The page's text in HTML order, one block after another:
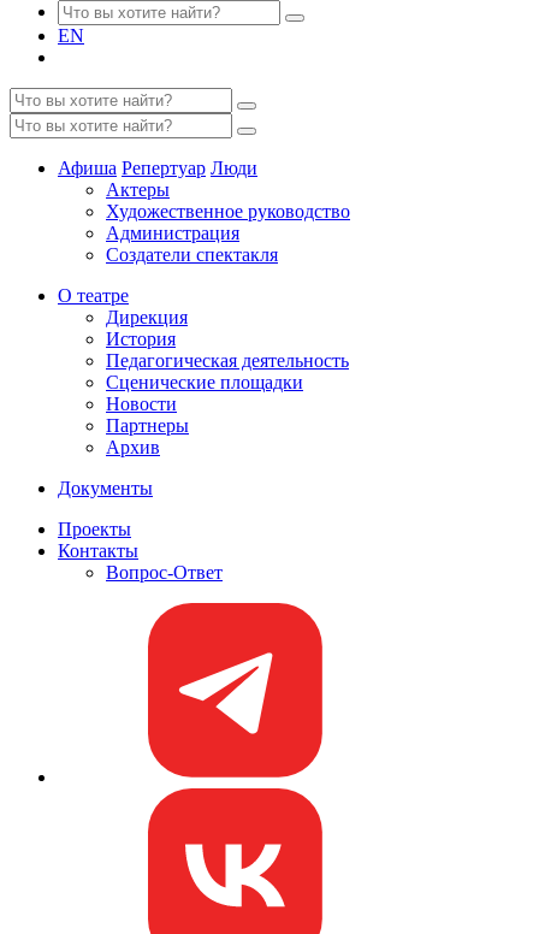
EN
Афиша Репертуар Люди
Актеры
Художественное руководство
Администрация
Создатели спектакля
О театре
Дирекция
История
Педагогическая деятельность
Сценические площадки
Новости
Партнеры
Архив
Документы
Проекты
Контакты
Вопрос-Ответ